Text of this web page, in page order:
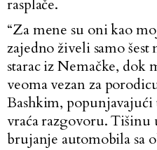
rasplače.
“Za mene su oni kao
zajedno živeli samo šest
starac iz Nemačke, dok
veoma vezan za
Bashkim,
vraća razgovoru.
brujanje automobila sa